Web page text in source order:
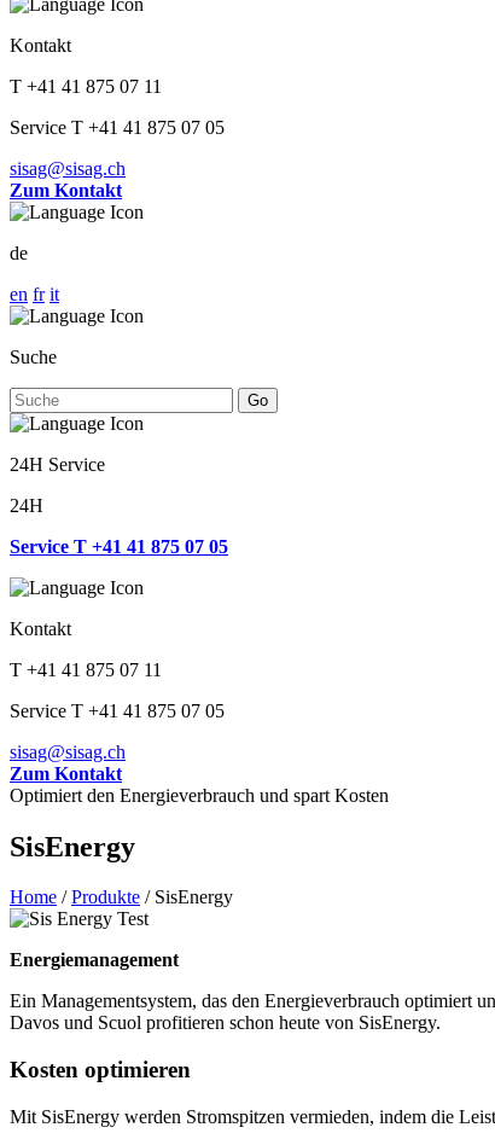
Kontakt
T +41 41 875 07 11
Service T +41 41 875 07 05
sisag@sisag.ch
Zum Kontakt
de
en fr it
Suche
Go
24H Service
24H
Service T +41 41 875 07 05
Kontakt
T +41 41 875 07 11
Service T +41 41 875 07 05
sisag@sisag.ch
Zum Kontakt
Optimiert den Energieverbrauch und spart Kosten
SisEnergy
Home /Produkte / SisEnergy
Energiemanagement
Ein Managementsystem, das den Energieverbrauch optimiert
Davos und Scuol profitieren schon heute von SisEnergy.
Kosten optimieren
Mit SisEnergy werden Stromspitzen vermieden, indem die